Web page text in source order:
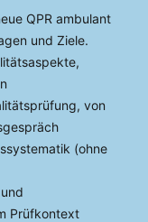
QPR ambulant
und Ziele.
von
(ohne
Prüfkontext